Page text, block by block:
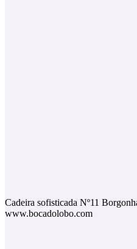
Cadeira sofisticada Nº11
www.bocadolobo.com